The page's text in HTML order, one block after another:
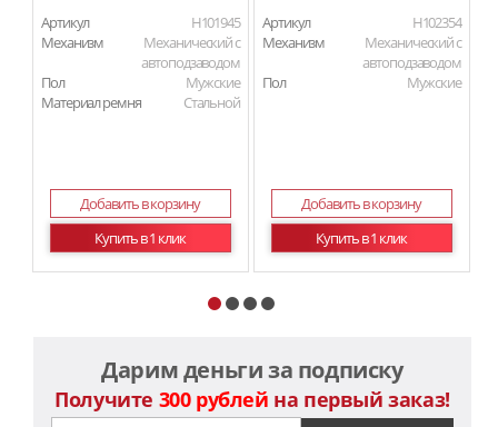
Артикул
H101945
Механизм
Механический с
автоподзаводом
Пол
Мужские
Материал ремня
Стальной
Добавить в корзину
Купить в 1 клик
Артикул
H102354
Механизм
Механический с
автоподзаводом
Пол
Мужские
Добавить в корзину
Купить в 1 клик
Дарим деньги за подписку
Получите 300 рублей на первый заказ!